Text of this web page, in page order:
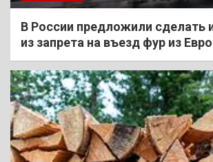
В России предложили сделать
из запрета на въезд фур из